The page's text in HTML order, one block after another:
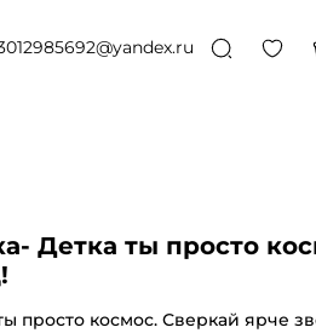
Детка ты просто
просто космос. Сверкай ярче